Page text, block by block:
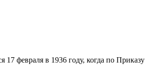
февраля в 1936 году, когда по Приказу